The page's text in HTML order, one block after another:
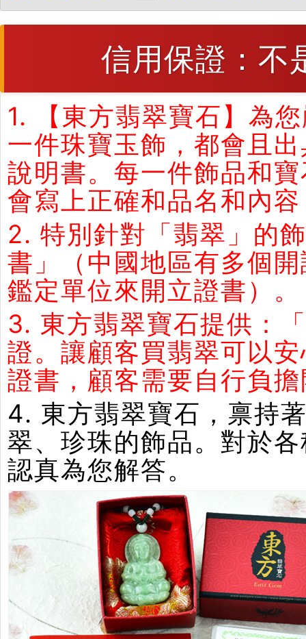
信用保證：不
1. 【東方翡翠寶石】為
一件珠寶玉飾，都會且
說明書。每一件飾品和
會寫上正確和品名和內
2. 特別針對「翡翠」的
書」（中國地區有多個
鑑定單位來開立證書）。
3. 東方翡翠寶石提供：
證。讓顧客買翡翠可以
證書，顧客需要自行負
4. 東方翡翠寶石，禀持
翠、珍珠的飾品。對於
認真為您解答。